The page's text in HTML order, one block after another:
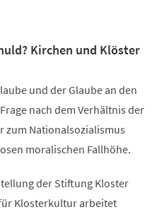
Kirchen und Klöster
und der Glaube an den
nach dem Verhältnis der
zum Nationalsozialismus
moralischen Fallhöhe.
der Stiftung Kloster
Klosterkultur arbeitet